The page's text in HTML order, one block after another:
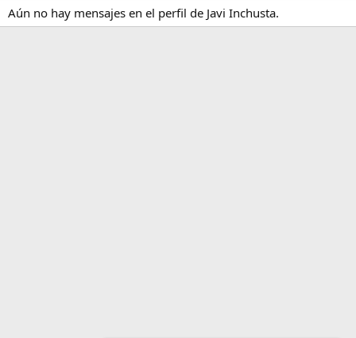
Aún no hay mensajes en el perfil de Javi Inchusta.